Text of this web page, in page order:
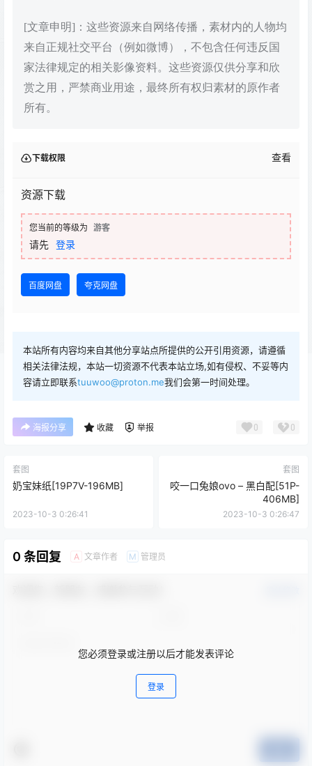
[文章申明]：这些资源来自网络传播，素材内的人物均
来自正规社交平台（例如微博），不包含任何违反国
家法律规定的相关影像资料。这些资源仅供分享和欣
赏之用，严禁商业用途，最终所有权归素材的原作者
所有。
下载权限 查看
资源下载
您当前的等级为 游客
请先 登录
百度网盘 夸克网盘
本站所有内容均来自其他分享站点所提供的公开引用资源，请遵循
相关法律法规，本站一切资源不代表本站立场,如有侵权、不妥等内
容请立即联系tuuwoo@proton.me我们会第一时间处理。
海报分享 收藏 举报 0 0
套图
奶宝妹纸[19P7V-196MB]
2023-10-3 0:26:41
套图
咬一口兔娘ovo – 黑白配[51P-
406MB]
2023-10-3 0:26:47
0 条回复 A 文章作者 M 管理员
您必须登录或注册以后才能发表评论
登录